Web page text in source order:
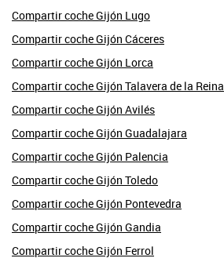
Compartir coche Gijón Lugo
Compartir coche Gijón Cáceres
Compartir coche Gijón Lorca
Compartir coche Gijón Talavera de la Reina
Compartir coche Gijón Avilés
Compartir coche Gijón Guadalajara
Compartir coche Gijón Palencia
Compartir coche Gijón Toledo
Compartir coche Gijón Pontevedra
Compartir coche Gijón Gandia
Compartir coche Gijón Ferrol